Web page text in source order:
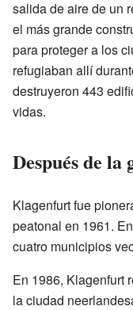
salida de aire de un
el más grande
para proteger a los
refugiaban allí
destruyeron 443
vidas.
Después de la
Klagenfurt fue
peatonal en 1961.
cuatro municipios
En 1986, Klagenfurt
la ciudad